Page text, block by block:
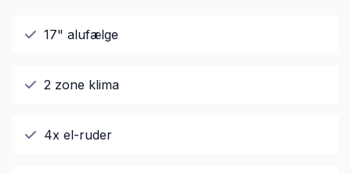
17" alufælge
2 zone klima
4x el-ruder